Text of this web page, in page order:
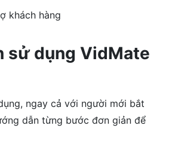
khách hàng
sử dụng VidMate
ngay cả với người mới bắt
dẫn từng bước đơn giản để